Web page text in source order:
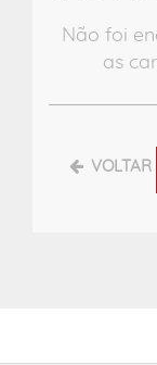
Não foi
as
VOLTAR